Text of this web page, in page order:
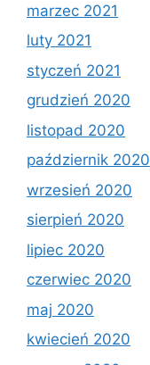
marzec 2021
luty 2021
styczeń 2021
grudzień 2020
listopad 2020
październik 2020
wrzesień 2020
sierpień 2020
lipiec 2020
czerwiec 2020
maj 2020
kwiecień 2020